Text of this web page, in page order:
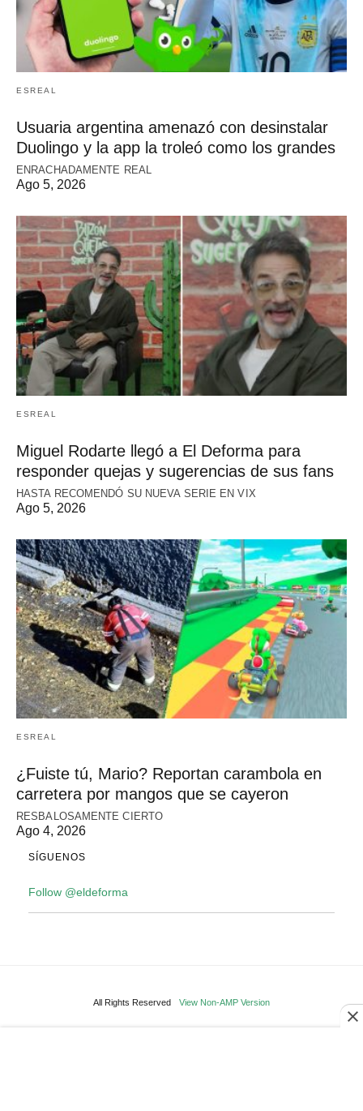
ESREAL
Usuaria argentina amenazó con desinstalar
Duolingo y la app la troleó como los grandes
ENRACHADAMENTE REAL
Ago 5, 2026
ESREAL
Miguel Rodarte llegó a El Deforma para
responder quejas y sugerencias de sus fans
HASTA RECOMENDÓ SU NUEVA SERIE EN VIX
Ago 5, 2026
ESREAL
¿Fuiste tú, Mario? Reportan carambola en
carretera por mangos que se cayeron
RESBALOSAMENTE CIERTO
Ago 4, 2026
SÍGUENOS
Follow @eldeforma
All Rights Reserved View Non-AMP Version